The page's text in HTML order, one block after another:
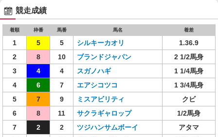
競走成績
着順 枠番 馬番 馬名 着差
1 5 5 シルキーカオリ
1.36.9
2
8 10 ブランドジャパン
2 1/2馬身
3
4 4 スガノハギ
1 1/4馬身
4
6 7 エアシコツコ
1 3/4馬身
5
7 9 ミスアビリティ
クビ
6
8 11 サクラギャロップ
1/2馬身
7
2 2 ツジハンサムボーイ
アタマ